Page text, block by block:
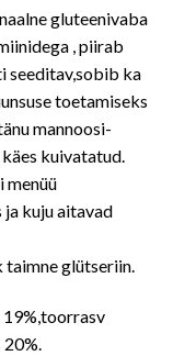
gluteenivaba
, piirab
seeditav,sobib ka
toetamiseks
mannoosi-
kuivatatud.
menüü
kuju aitavad
taimne glütseriin.